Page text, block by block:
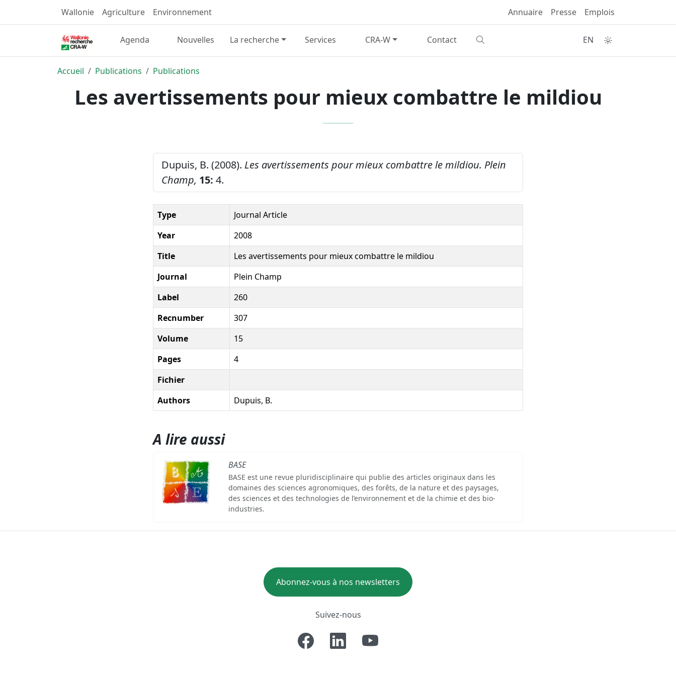
Wallonie Agriculture Environnement Annuaire Presse Emplois
Agenda Nouvelles La recherche Services CRA-W Contact EN
Accueil Publications Publications
Les avertissements pour mieux combattre le mildiou
Dupuis, B. (2008). Les avertissements pour mieux combattre le mildiou. Plein
Champ, 15: 4.
Type
Journal Article
Year
2008
Title
Les avertissements pour mieux combattre le mildiou
Journal
Plein Champ
Label
260
Recnumber
307
Volume
15
Pages
4
Fichier
Authors
Dupuis, B.
A lire aussi
BASE
BASE est une revue pluridisciplinaire qui publie des articles originaux dans les
domaines des sciences agronomiques, des forêts, de la nature et des paysages,
des sciences et des technologies de l’environnement et de la chimie et des bio-
industries.
Abonnez-vous à nos newsletters
Suivez-nous